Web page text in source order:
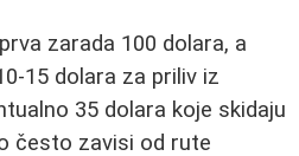
zarada 100 dolara, a
15 dolara za priliv iz
35 dolara koje skidaju
često zavisi od rute